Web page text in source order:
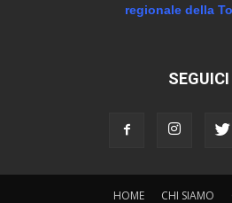
regionale della
SEGUICI
HOME CHI SIAMO